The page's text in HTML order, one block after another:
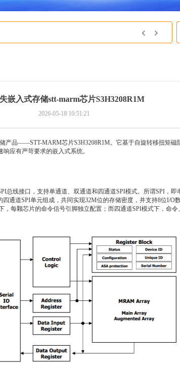
英尚微获
嵌入式存储stt-marm芯片S3H3208R1M
2026-05-18 10:51:21
品——STT-MARM芯片S3H3208R1M。它基于自旋转移扭矩磁
应有严苛要求的嵌入式系统。
线接口，支持单通道、双通道和四通道SPI模式。所谓SPI，即
通道SPI单元组成，共同实现32M位的存储密度，并支持8位I/O
，每颗芯片的命令信号引脚独立配置；而四通道SPI模式下，命